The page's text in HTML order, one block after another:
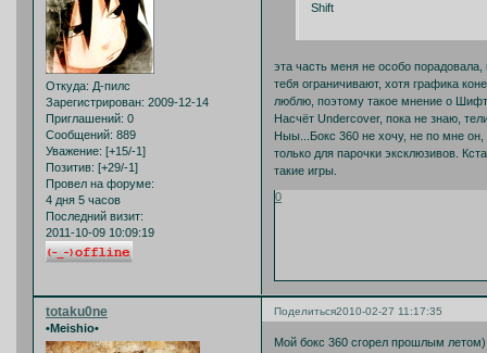
Откуда: Д-пилс
Зарегистрирован: 2009-12-14
Приглашений: 0
Сообщений: 889
Уважение: [+15/-1]
Позитив: [+29/-1]
Провел на форуме:
4 дня 5 часов
Последний визит:
2011-10-09 10:09:19
Shift
эта часть меня не особо
тебя ограничивают, хотя графика
люблю, поэтому такое мнение о
Насчёт Undercover, пока не знаю,
Ныы...Бокс 360 не хочу, не по мне он,
только для парочки эксклюзивов.
такие игры.
0
Поделиться2010-02-27 11:17:35
totaku0ne
•Meishio•
Мой бокс 360 сгорел прошлым